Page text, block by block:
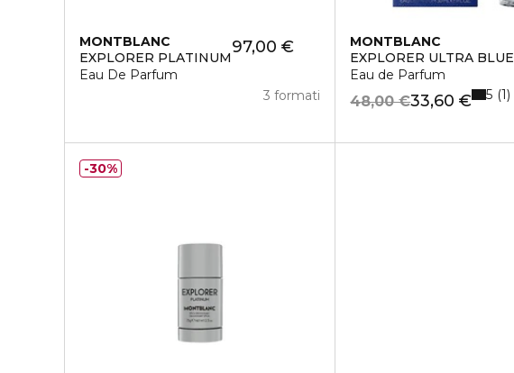
MONTBLANC
EXPLORER PLATINUM
Eau De Parfum
97,00 €
3 formati
MONTBLANC
EXPLORER ULTRA BLUE
Eau de Parfum
33,60 €
48,00 € 5 1
30%